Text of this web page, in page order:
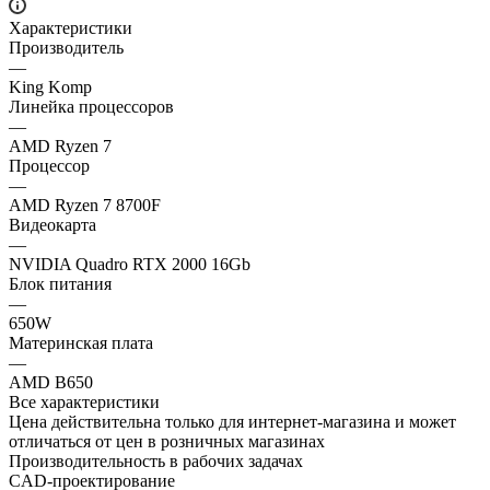
Характеристики
Производитель
—
King Komp
Линейка процессоров
—
AMD Ryzen 7
Процессор
—
AMD Ryzen 7 8700F
Видеокарта
—
NVIDIA Quadro RTX 2000 16Gb
Блок питания
—
650W
Материнская плата
—
AMD B650
Все характеристики
Цена действительна только для интернет-магазина и может
отличаться от цен в розничных магазинах
Производительность в рабочих задачах
CAD-проектирование